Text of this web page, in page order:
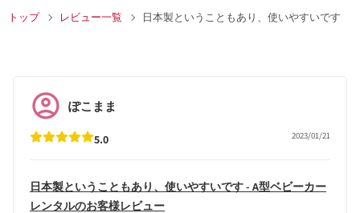
トップ レビュー一覧 日本製ということもあり、使いやすいです
5.0 2023/01/21
ぽこまま
日本製ということもあり、使いやすいです - A型ベビーカー
レンタルのお客様レビュー